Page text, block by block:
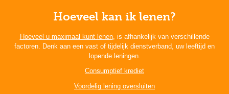
Hoeveel kan ik lenen?
Hoeveel u maximaal kunt lenen, is afhankelijk van verschillende
factoren. Denk aan een vast of tijdelijk dienstverband, uw leeftijd en
lopende leningen.
Consumptief krediet
Voordelig lening oversluiten